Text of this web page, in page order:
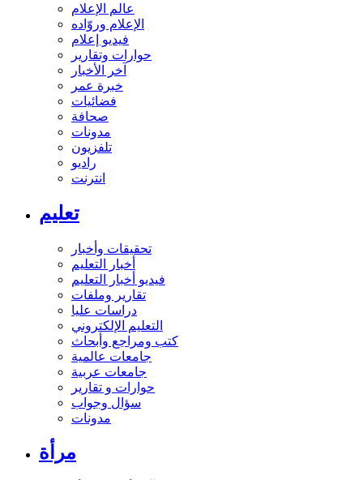
عالم الإعلام
الإعلام وروّاده
فيديو إعلام
حوارات وتقارير
آخر الأخبار
خبرة عمر
فضائيات
صحافة
مدونات
تلفزيون
راديو
انترنت
تعليم
تحقيقات وأخبار
أخبار التعليم
فيديو أخبار التعليم
تقارير وملفات
دراسات عليا
التعليم الإلكتروني
كتب ومراجع وأبحاث
جامعات عالمية
جامعات عربية
حوارات و تقارير
سؤال وجواب
مدونات
مرأة